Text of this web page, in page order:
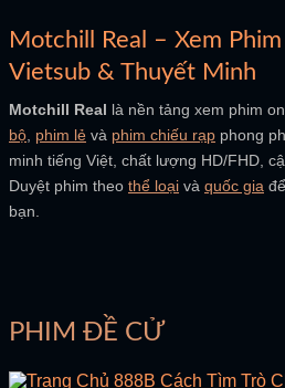
Motchill Real – Xem
Vietsub & Thuyết Minh
Motchill Real là nền tảng xem phim
bộ phim lẻ và phim chiếu rạp phong
minh tiếng Việt, chất lượng HD/FHD,
Duyệt phim theo thể loại và quốc gia
bạn.
PHIM ĐỀ CỬ